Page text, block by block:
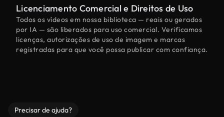
Licenciamento Comercial e Direitos de Uso
Todos os vídeos em nossa biblioteca — reais ou gerados
por IA — são liberados para uso comercial. Verificamos
licenças, autorizações de uso de imagem e marcas
registradas para que você possa publicar com confiança.
Precisar de ajuda?